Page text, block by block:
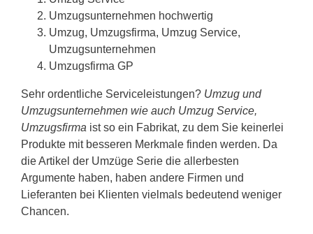
Umzugsunternehmen hochwertig
Umzug, Umzugsfirma, Umzug Service,
Umzugsunternehmen
Umzugsfirma GP
Sehr ordentliche Serviceleistungen? Umzug und
Umzugsunternehmen wie auch Umzug Service,
Umzugsfirma ist so ein Fabrikat, zu dem Sie keinerlei
Produkte mit besseren Merkmale finden werden. Da
die Artikel der Umzüge Serie die allerbesten
Argumente haben, haben andere Firmen und
Lieferanten bei Klienten vielmals bedeutend weniger
Chancen.